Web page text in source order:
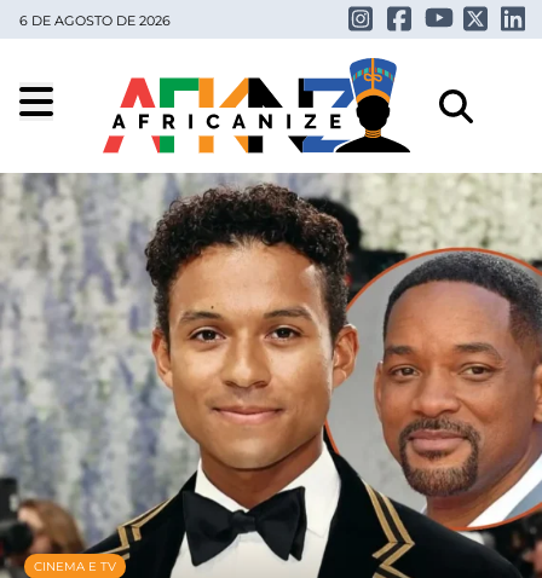
6 DE AGOSTO DE 2026
CINEMA E TV